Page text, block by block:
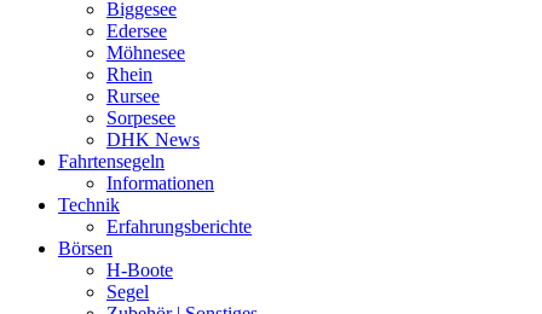
Biggesee
Edersee
Möhnesee
Rhein
Rursee
Sorpesee
DHK News
Fahrtensegeln
Informationen
Technik
Erfahrungsberichte
Börsen
H-Boote
Segel